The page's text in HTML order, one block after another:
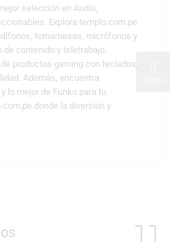
selección en Audio,
Explora templo.com.pe
tornamesas, micrófonos y
contenido y teletrabajo.
productos gaming con teclados,
Además, encuentra
lo mejor de Funko para tu
donde la diversión y